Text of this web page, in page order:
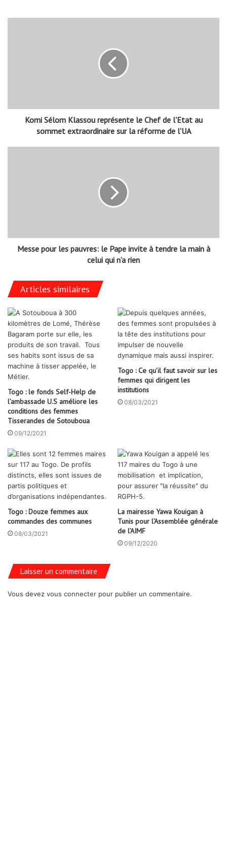
Komi Sélom Klassou représente le Chef de l'Etat au
sommet extraordinaire sur la réforme de l'UA
Messe pour les pauvres: le Pape invite à tendre la main à
celui qui n’a rien
Articles similaires
Togo : le fonds Self-Help de
l’ambassade U.S améliore les
conditions des femmes
Tisserandes de Sotouboua
09/12/2021
Togo : Ce qu’il faut savoir sur les
femmes qui dirigent les
institutions
08/03/2021
Togo : Douze femmes aux
commandes des communes
08/03/2021
La mairesse Yawa Kouigan à
Tunis pour l’Assemblée générale
de l’AIMF
09/12/2020
Laisser un commentaire
Vous devez vous connecter pour publier un commentaire.